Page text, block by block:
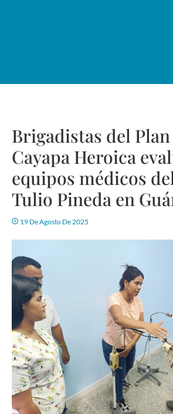
Brigadistas del
Cayapa Heroica
equipos médicos
Tulio Pineda en
19 De Agosto De 2025